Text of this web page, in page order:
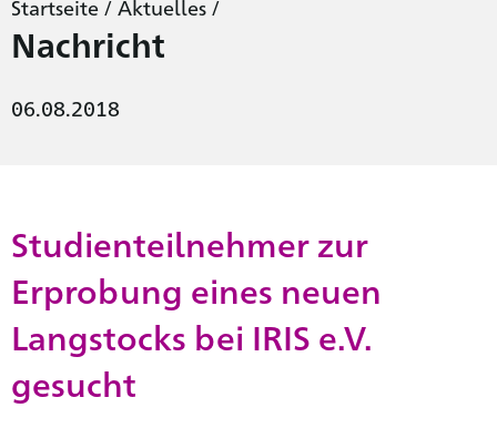
Startseite / Aktuelles /
Nachricht
06.08.2018
Studienteilnehmer zur
Erprobung eines neuen
Langstocks bei IRIS e.V.
gesucht